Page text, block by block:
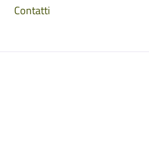
Contatti
Mappa